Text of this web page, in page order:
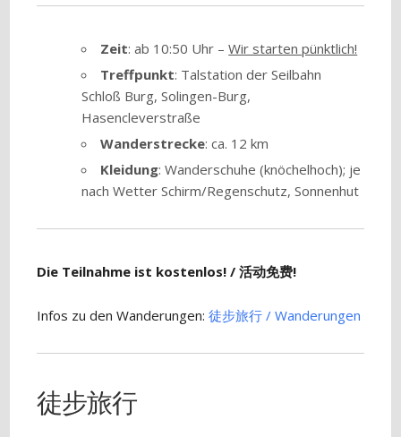
Zeit: ab 10:50 Uhr –Wir starten pünktlich!
Treffpunkt: Talstation der Seilbahn
Schloß Burg, Solingen-Burg,
Hasencleverstraße
Wanderstrecke: ca. 12 km
Kleidung: Wanderschuhe (knöchelhoch); je
nach Wetter Schirm/Regenschutz, Sonnenhut
Die Teilnahme ist kostenlos! / 活动免费!
Infos zu den Wanderungen:徒步​旅行 / Wanderungen
徒步旅行